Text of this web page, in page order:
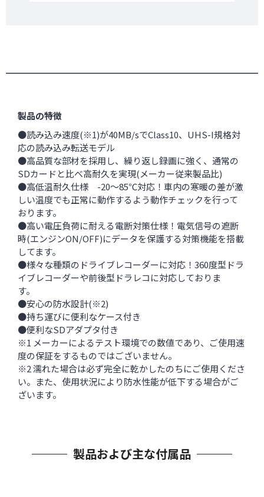
製品の特徴
●読み込み速度(※1)が40MB/sでClass10、UHS-I規格対
応の読み込み転送モデル
●高品質な部材を採用し、繰り返し録画に強く、通常の
SDカードと比べ高耐久を実現(メーカー従来製品比)
●高低温耐久仕様 -20～85℃対応！車内の寒暖の差が激
しい温度でも正常に動作するよう動作チェックを行って
おります。
●高い電圧負荷に耐える電断対策仕様！電気信号の遮断
時(エンジンON/OFF)にデータを保護する対策機能を搭載
してます。
●様々な種類のドライブレコーダーに対応！360度型ドラ
イブレコーダーや前後型ドラレコに対応しておりま
す。
●安心の防水設計(※2)
●持ち運びに便利なケース付き
●便利なSDアダプタ付き
※1 メーカーによるテスト環境での数値であり、ご使用速
度の保証をするものではございません。
※2 濡れた場合は必ず完全に乾かしたのちにご使用くださ
い。また、使用状況により防水性能が低下する場合がご
ざいます。
製品および主な付属品